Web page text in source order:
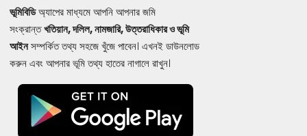
ভূমিবিডিঅ্যাপের মাধ্যমে আপনি আপনার জমি
সংক্রান্তখতিয়ান, দলিল, নামজারি, উত্তরাধিকার ও ভূমি
আইনসম্পর্কিত তথ্য সহজে খুঁজে পাবেন। এখনই ডাউনলোড
করুন এবং আপনার ভূমি তথ্য হাতের নাগালে রাখুন।